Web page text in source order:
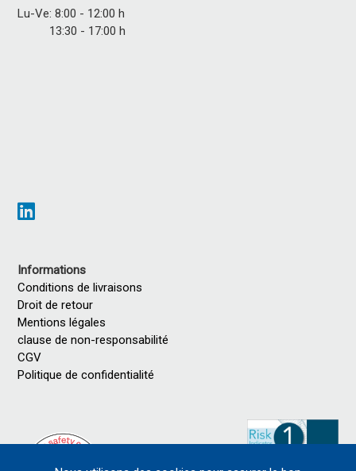
Lu-Ve: 8:00 - 12:00 h
13:30 - 17:00 h
Informations
Conditions de livraisons
Droit de retour
Mentions légales
clause de non-responsabilité
CGV
Politique de confidentialité